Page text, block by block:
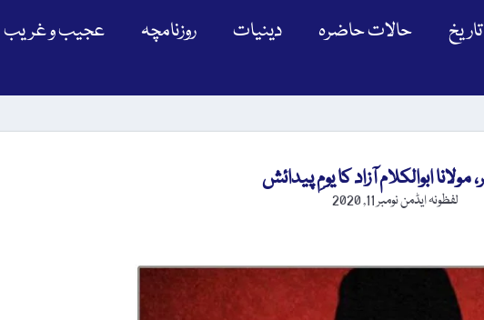
تاریخ حالات حاضرہ دینیات روزنامچہ عجیب و غریب
لفظونہ ایڈمننومبر 11, 2020